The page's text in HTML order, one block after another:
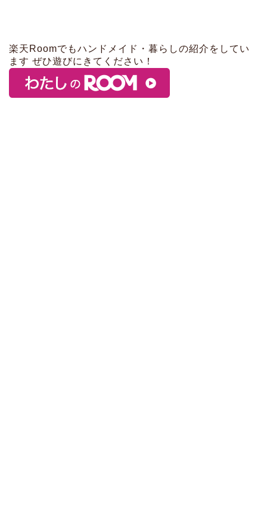
楽天Roomでもハンドメイド・暮らしの紹介をしてい
ます ぜひ遊びにきてください！